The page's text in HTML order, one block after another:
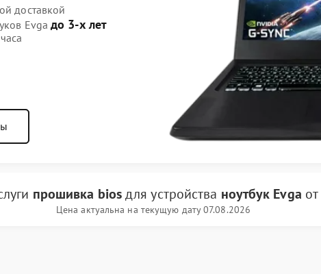
доставкой
Evga до 3-х лет
прошивка biosдля устройства ноутбук Evga от
Цена актуальна на текущую дату 07.08.2026